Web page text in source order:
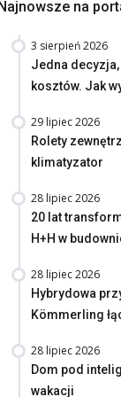
na
3 sierpień 2026
Jedna
kosztów. Jak
29 lipiec 2026
Rolety
klimatyzator
28 lipiec 2026
20 lat
H+H w
28 lipiec 2026
Hybrydowa
Kömmerling
28 lipiec 2026
Dom pod
wakacji